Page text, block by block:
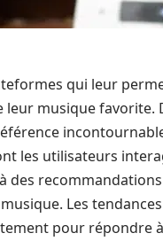
qui leur
musique favorite.
les utilisateurs
Les
pour répondre